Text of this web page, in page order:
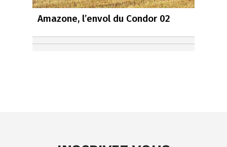
Amazone, l’envol du Condor 02